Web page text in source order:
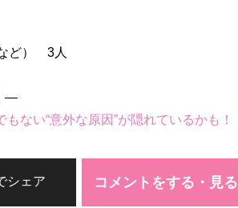
ど） 3人
―
ない“意外な原因”が隠れているかも！
コメントをする・見る
シェア